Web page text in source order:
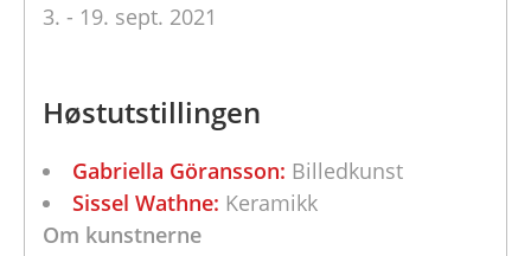
3. - 19. sept. 2021
Høstutstillingen
Gabriella Göransson: Billedkunst
Sissel Wathne: Keramikk
Om kunstnerne